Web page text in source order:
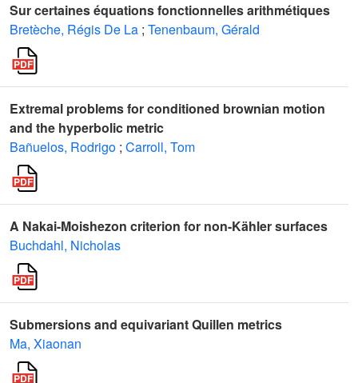
Sur certaines équations fonctionnelles arithmétiques
Bretèche, Régis De La ; Tenenbaum, Gérald
Extremal problems for conditioned brownian motion
and the hyperbolic metric
Bañuelos, Rodrigo ; Carroll, Tom
A Nakai-Moishezon criterion for non-Kähler surfaces
Buchdahl, Nicholas
Submersions and equivariant Quillen metrics
Ma, Xiaonan